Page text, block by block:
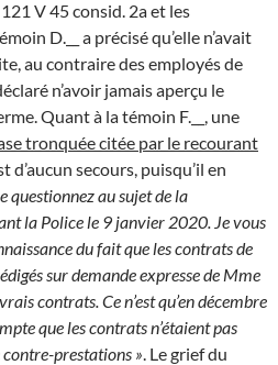
V 45 consid. 2a et les
D.__ a précisé qu’elle n’avait
au contraire des employés de
n’avoir jamais aperçu le
Quant à la témoin F.__, une
tronquée citée par le recourant
secours, puisqu’il en
questionnez au sujet de la
la Police le 9 janvier 2020. Je vous
du fait que les contrats de
sur demande expresse de Mme
contrats. Ce n’est qu’en décembre
que les contrats n’étaient pas
contre-prestations » . Le grief du